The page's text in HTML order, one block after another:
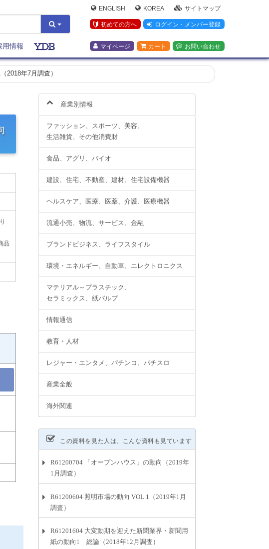
ENGLISH KOREA サイトマップ
初めての方へ ログイン・メンバー登録
マイページ カート お問い合わせ
用情報
2018年7月調査）
品
産業別情報
ファッション、スポーツ、美容、
生活雑貨、その他消費財
食品、アグリ、バイオ
建設、住宅、不動産、建材、住宅設備機器
ヘルスケア、医療、医薬、介護、医療機器
流通小売、物流、サービス、金融
ブランドビジネス、ライフスタイル
環境・エネルギー、自動車、エレクトロニクス
マテリアル～プラスチック、
セラミックス、紙パルプ
情報通信
教育・人材
レジャー・エンタメ、パチンコ、パチスロ
産業全般
海外関連
この資料を見た人は、こんな資料も見ています
R61200704 「オープンハウス」の動向（2019年
1月調査）
R61200604 照明市場の動向 VOL.1（2019年1月
調査）
R61201604 大変動期を迎えた新聞業界・新聞用
紙の動向1 総論（2018年12月調査）